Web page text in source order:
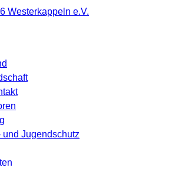
und Jugendschutz